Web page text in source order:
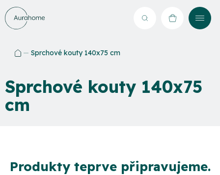
Přejít
na
obsah
Hledat NÁKUPNÍ
Sprchové kouty 140x75 cm
Sprchové kouty 140x75
cm
Produkty teprve připravujeme.